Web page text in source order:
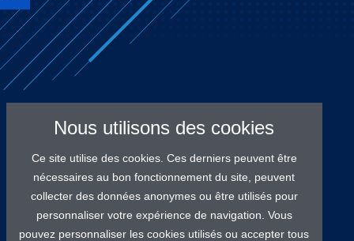
Nous utilisons des cookies
Ce site utilise des cookies. Ces derniers peuvent être
nécessaires au bon fonctionnement du site, peuvent
collecter des données anonymes ou être utilisés pour
personnaliser votre expérience de navigation. Vous
pouvez personnaliser les cookies utilisés ou accepter tous